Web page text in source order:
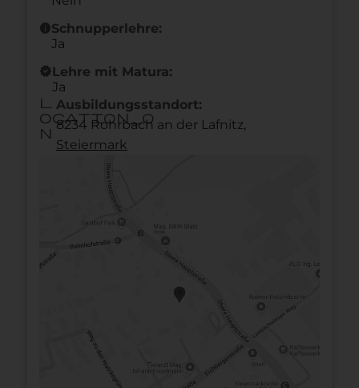
infoSchnupperlehre:
Ja
new_releasesLehre mit Matura:
Ja
l
ocation_o
n
Ausbildungsstandort:
8234 Rohrbach an der Lafnitz,
Steier­mark